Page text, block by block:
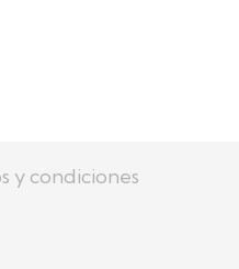
y condiciones